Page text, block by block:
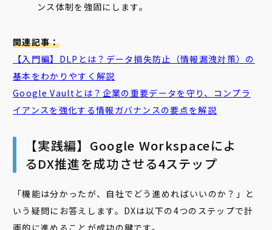
ンス体制を強固にします。
関連記事：
【入門編】DLPとは？データ損失防止（情報漏洩対策）の
基本をわかりやすく解説
Google Vaultとは？企業の重要データを守り、コンプラ
イアンスを強化する情報ガバナンスの要点を解説
【実践編】Google Workspaceによ
るDX推進を成功させる4ステップ
「機能は分かったが、自社でどう進めればいいのか？」と
いう疑問にお答えします。DXは以下の4つのステップで計